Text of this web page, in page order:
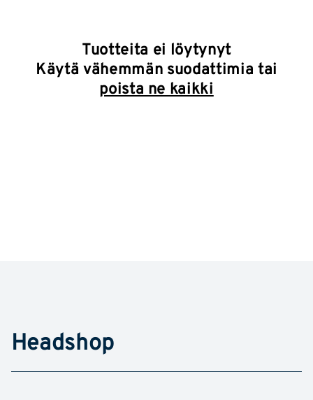
Tuotteita ei löytynyt
Käytä vähemmän suodattimia tai
poista ne kaikki
Headshop